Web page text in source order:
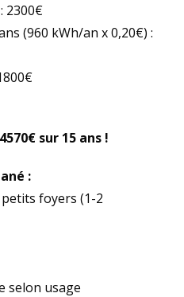
2300€
(960 kWh/an x 0,20€) :
sur 15 ans !
:
foyers (1-2
selon usage